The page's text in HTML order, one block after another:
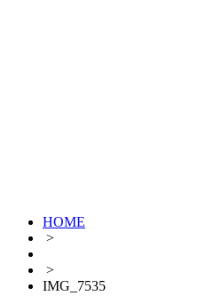
HOME
>
>
IMG_7535